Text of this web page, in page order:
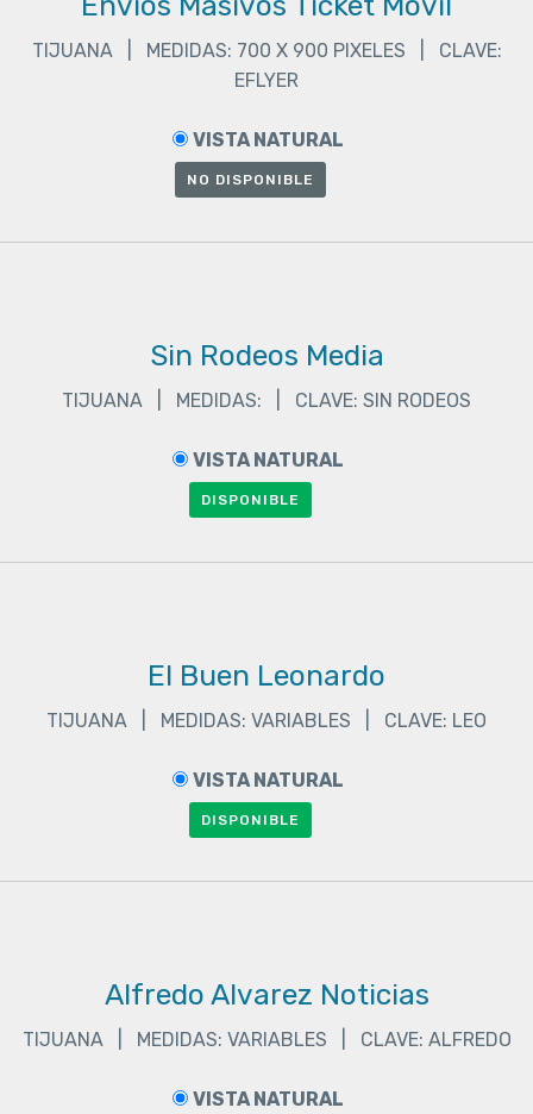
TIJUANA | MEDIDAS: 700 X 900 PIXELES | CLAVE:
EFLYER
VISTA NATURAL
NO DISPONIBLE
Sin Rodeos Media
TIJUANA | MEDIDAS: | CLAVE: SIN RODEOS
VISTA NATURAL
DISPONIBLE
El Buen Leonardo
TIJUANA | MEDIDAS: VARIABLES | CLAVE: LEO
VISTA NATURAL
DISPONIBLE
Alfredo Alvarez Noticias
TIJUANA | MEDIDAS: VARIABLES | CLAVE: ALFREDO
VISTA NATURAL